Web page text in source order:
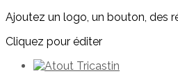
Ajoutez un logo, un bouton, des
Cliquez pour éditer